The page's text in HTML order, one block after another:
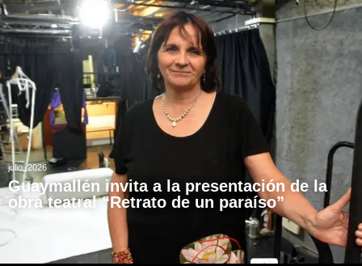
julio, 2026
Guaymallén invita a la presentación de la
obra teatral “Retrato de un paraíso”